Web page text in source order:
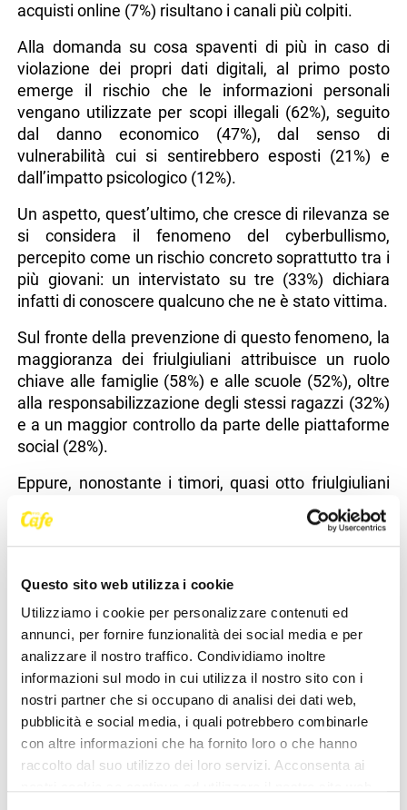
Questo sito web utilizza i cookie
Utilizziamo i cookie per personalizzare contenuti ed
annunci, per fornire funzionalità dei social media e per
analizzare il nostro traffico. Condividiamo inoltre
informazioni sul modo in cui utilizza il nostro sito con i
nostri partner che si occupano di analisi dei dati web,
pubblicità e social media, i quali potrebbero combinarle
con altre informazioni che ha fornito loro o che hanno
raccolto dal suo utilizzo dei loro servizi. Acconsenta ai
acquisti online (7%) risultano i canali più colpiti.
Alla domanda su cosa spaventi di più in caso di
violazione dei propri dati digitali, al primo posto
emerge il rischio che le informazioni personali
vengano utilizzate per scopi illegali (62%), seguito
dal danno economico (47%), dal senso di
vulnerabilità cui si sentirebbero esposti (21%) e
dall’impatto psicologico (12%).
Un aspetto, quest’ultimo, che cresce di rilevanza se
si considera il fenomeno del cyberbullismo,
percepito come un rischio concreto soprattutto tra i
più giovani: un intervistato su tre (33%) dichiara
infatti di conoscere qualcuno che ne è stato vittima.
Sul fronte della prevenzione di questo fenomeno, la
maggioranza dei friulgiuliani attribuisce un ruolo
chiave alle famiglie (58%) e alle scuole (52%), oltre
alla responsabilizzazione degli stessi ragazzi (32%)
e a un maggior controllo da parte delle piattaforme
social (28%).
Eppure, nonostante i timori, quasi otto friulgiuliani
su dieci (76%) ignorano l’esistenza di polizze
assicurative pensate per proteggere in caso di furto
di dati, violazioni da parte di hacker o episodi di
tuttavia che potrebbe valutarla per tutelarsi. Tra le
ragioni figurano la tutela legale (27%), il senso di
sicurezza (26%), la copertura delle spese in caso di
frode digitale (22%) e la copertura della
responsabilità civile dei genitori per danni causati
dai figli minori online (12%).
“La nostra ricerca evidenzia una crescente
preoccupazione circa i rischi della vita digitale, e in